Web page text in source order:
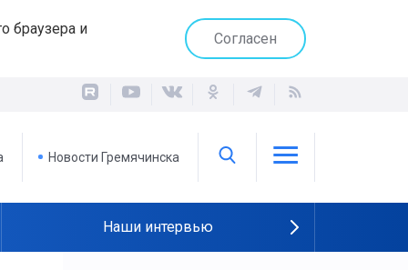
браузера и
Согласен
Новости Гремячинска
Наши интервью